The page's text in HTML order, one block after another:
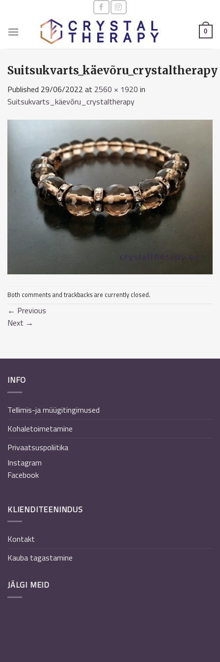
content
0
Suitsukvarts_käevõru_crystaltherapy
Published 29/06/2022 at 2560 × 1920 in
Suitsukvarts_käevõru_crystaltherapy
Both comments and trackbacks are currently closed.
← Previous
Next →
INFO
Tellimis-ja müügitingimused
Kohaletoimetamine
Privaatsuspoliitika
Instagram
Facebook
KLIENDITEENINDUS
Kontakt
Kauba tagastamine
JÄLGI MEID